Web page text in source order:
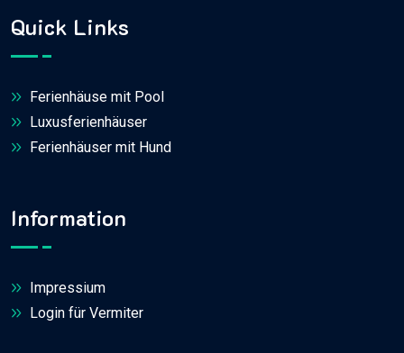
Quick Links
Ferienhäuse mit Pool
Luxusferienhäuser
Ferienhäuser mit Hund
Information
Impressium
Login für Vermiter